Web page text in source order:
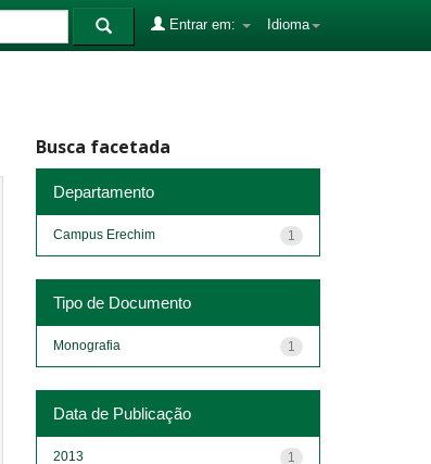
Idioma
Entrar em:
Busca facetada
Departamento
1
Campus Erechim
Tipo de Documento
1
Monografia
Data de Publicação
1
2013